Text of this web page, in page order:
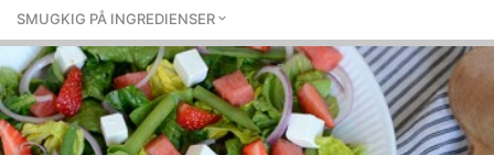
SMUGKIG PÅ INGREDIENSER